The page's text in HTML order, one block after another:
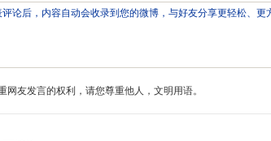
网友发言的权利，请您尊重他人，文明用语。